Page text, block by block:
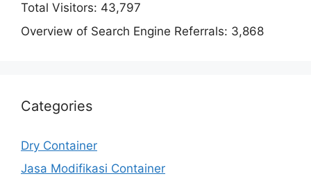
Total Visitors: 43,797
Overview of Search Engine Referrals: 3,868
Categories
Dry Container
Jasa Modifikasi Container